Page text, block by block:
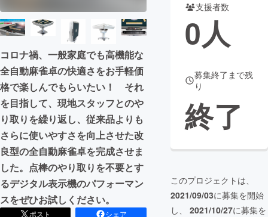
まちづくり・地域活性化
CAMPFIRE for Social Good
CAMPFIRE Creation
CAMPFIREふるさと納税machi-ya
コロナ禍、一般家庭でも高機能な
全自動麻雀卓の快適さをお手軽価
格で楽しんでもらいたい！ それ
を目指して、現地スタッフとのや
り取りを繰り返し、従来品よりも
さらに使いやすさを向上させた改
良型の全自動麻雀卓を完成させま
した。点棒のやり取りを不要とす
るデジタル表示機のパフォーマン
スをぜひお試しください。
ポスト
シェア
支援者数
0人
募集終了まで残
り
終了
このプロジェクトは、
2021/09/03に募集を開始
し、 2021/10/27に募集を